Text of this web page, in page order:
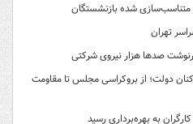
متناسب‌سازی شده بازنشستگان
تهران
صدها هزار نیروی شرکتی
دولت؛ از بروکراسی مجلس تا مقاومت
به بهره‌برداری رسید